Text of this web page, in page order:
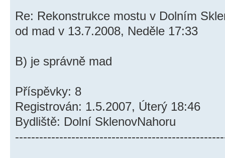
Re: Rekonstrukce mostu v Dolním
od mad v 13.7.2008, Neděle 17:33
B) je správně mad
Příspěvky: 8
Registrován: 1.5.2007, Úterý 18:46
Bydliště: Dolní SklenovNahoru